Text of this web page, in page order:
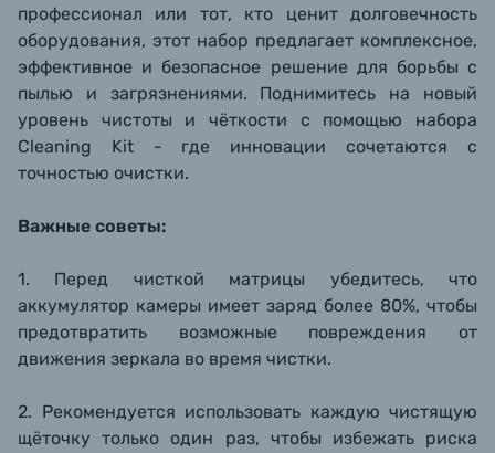
профессионал или тот, кто ценит долговечность
оборудования, этот набор предлагает комплексное,
эффективное и безопасное решение для борьбы с
пылью и загрязнениями. Поднимитесь на новый
уровень чистоты и чёткости с помощью набора
Cleaning Kit - где инновации сочетаются с
точностью очистки.
Важные советы:
1. Перед чисткой матрицы убедитесь, что
аккумулятор камеры имеет заряд более 80%, чтобы
предотвратить возможные повреждения от
движения зеркала во время чистки.
2. Рекомендуется использовать каждую чистящую
щёточку только один раз, чтобы избежать риска